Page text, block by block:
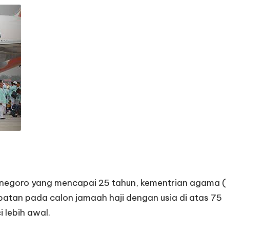
yang mencapai 25 tahun, kementrian agama (
pada calon jamaah haji dengan usia di atas 75
lebih awal.